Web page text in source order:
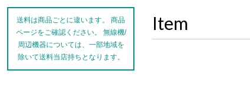
Item
送料は商品ごとに違います。 商品
ページをご確認ください。 無線機/
周辺機器については、一部地域を
除いて送料当店持ちとなります。